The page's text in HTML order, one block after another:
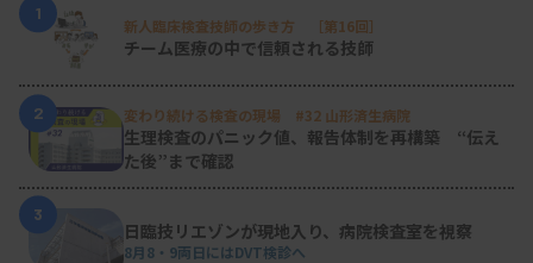
1
新人臨床検査技師の歩き方 ［第16回］
チーム医療の中で信頼される技師
2 変わり続ける検査の現場 #32 山形済生病院
生理検査のパニック値、報告体制を再構築 “伝え
た後”まで確認
3
日臨技リエゾンが現地入り、病院検査室を視察
8月8・9両日にはDVT検診へ